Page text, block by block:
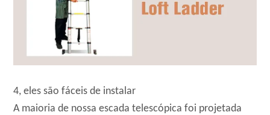
4, eles são fáceis de instalar
A maioria de nossa escada telescópica foi projetada